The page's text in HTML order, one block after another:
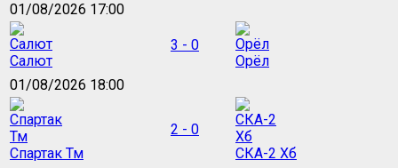
01/08/2026 17:00
Салют
3 - 0
Орёл
01/08/2026 18:00
Спартак Тм
2 - 0
СКА-2 Хб